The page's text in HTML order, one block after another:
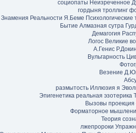
социопаты Неизреченное
гордыня троллинг
Знамения Реальности Я.Беме Психологические
Бытие Алмазная сутра
Демагогия
Логос Великие
А.Генис
Вульгарность
Везение
размытость Иллюзия я
Эпигенетика реальная эзотерика
Вызовы проекция
Форматорное
Теория
лжепророки